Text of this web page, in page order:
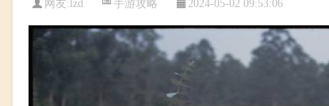
网友: lzd 2024-05-02 09:53:06